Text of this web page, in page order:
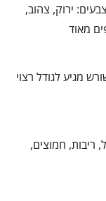
לזן בצבעים: ירוק, צהוב,
מאוד
מגיע לגודל רצוי
ריבות, חמוצים,